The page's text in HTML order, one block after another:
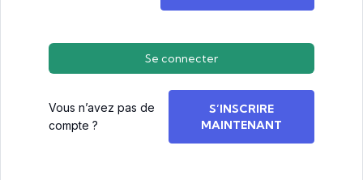
Se connecter
Vous n’avez pas de
compte ?
S’INSCRIRE
MAINTENANT